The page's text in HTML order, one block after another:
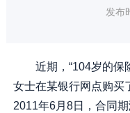
发布
近期，“104岁的保险
女士在某银行网点购买
2011年6月8日，合同